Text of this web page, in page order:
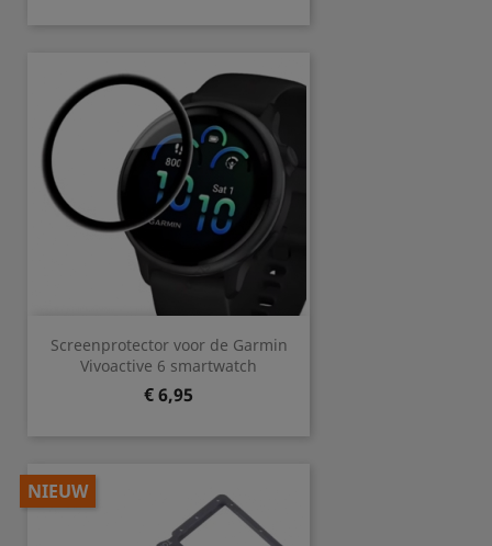
Screenprotector voor de Garmin
Vivoactive 6 smartwatch
Prijs
€ 6,95
NIEUW